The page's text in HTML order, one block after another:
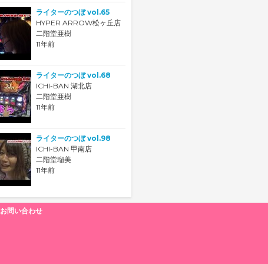
ライターのつぼ vol.65
HYPER ARROW松ヶ丘店
二階堂亜樹
11年前
ライターのつぼ vol.68
ICHI-BAN 湖北店
二階堂亜樹
11年前
ライターのつぼ vol.98
ICHI-BAN 甲南店
二階堂瑠美
11年前
お問い合わせ